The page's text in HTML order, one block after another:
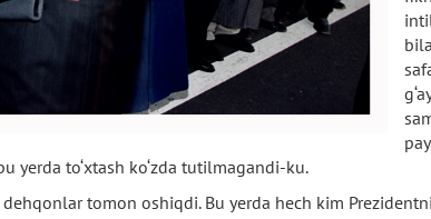
yerda to‘xtash ko‘zda tutilmagandi-ku.
tomon oshiqdi. Bu yerda hech kim